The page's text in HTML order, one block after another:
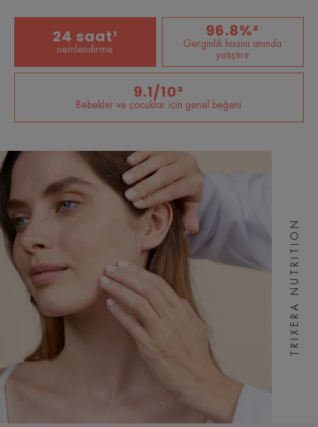
24 saat¹
nemlendirme
96.8%²
Gerginlik hissini anında
yatıştırır
9.1/10³
Bebekler ve çocuklar için genel beğeni
TRIXERA NUTRITION